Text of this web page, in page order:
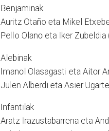
Benjaminak
Auritz Otaño eta Mikel
Pello Olano eta Iker
Alebinak
Imanol Olasagasti eta Aitor
Julen Alberdi eta Asier
Infantilak
Aratz Irazustabarrena eta